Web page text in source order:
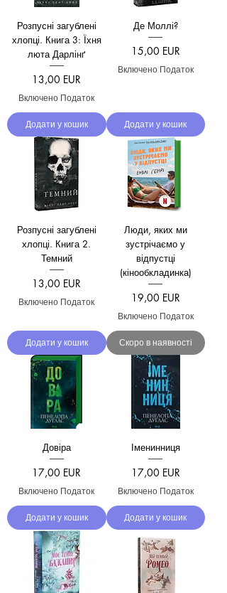
Розпусні загублені
хлопці. Книга 3: Їхня
люта Дарлінґ
Ціна
13,00 EUR
Включено Податок
Додати у кошик
Де Моллі?
Ціна
15,00 EUR
Включено Податок
Додати у кошик
Розпусні загублені
хлопці. Книга 2.
Темний
Ціна
13,00 EUR
Включено Податок
Додати у кошик
Люди, яких ми
зустрічаємо у
відпустці
(кінообкладинка)
Ціна
19,00 EUR
Включено Податок
Скоро в наявності
Довіра
Ціна
17,00 EUR
Включено Податок
Додати у кошик
Іменинниця
Ціна
17,00 EUR
Включено Податок
Додати у кошик